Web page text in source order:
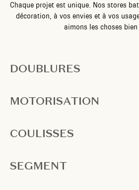
Chaque projet est unique. Nos stores
décoration, à vos envies et à vos
aimons les choses
DOUBLURES
MOTORISATION
COULISSES
SEGMENT